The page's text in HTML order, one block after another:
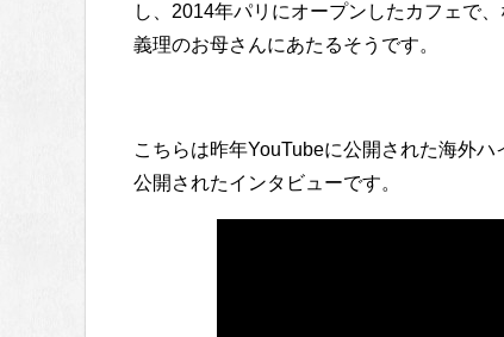
し、2014年パリにオープンしたカフェで
義理のお母さんにあたるそうです。
こちらは昨年YouTubeに公開された海外
公開されたインタビューです。